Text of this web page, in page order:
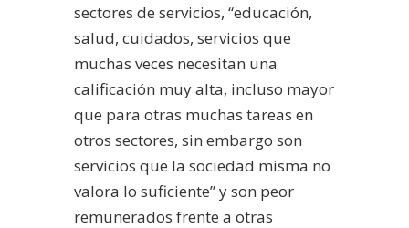
sectores de servicios, “educación,
salud, cuidados, servicios que
muchas veces necesitan una
calificación muy alta, incluso mayor
que para otras muchas tareas en
otros sectores, sin embargo son
servicios que la sociedad misma no
valora lo suficiente” y son peor
remunerados frente a otras